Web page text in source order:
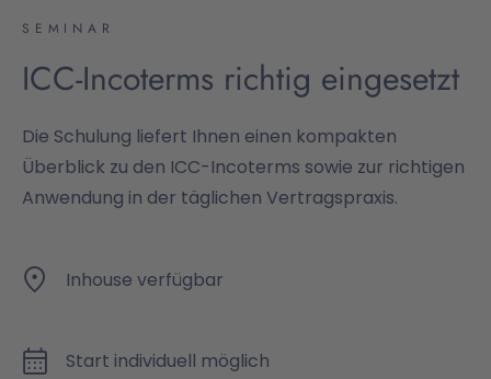
SEMINAR
ICC-Incoterms richtig eingesetzt
Die Schulung liefert Ihnen einen kompakten
Überblick zu den ICC-Incoterms sowie zur richtigen
Anwendung in der täglichen Vertragspraxis.
Inhouse verfügbar
Start individuell möglich